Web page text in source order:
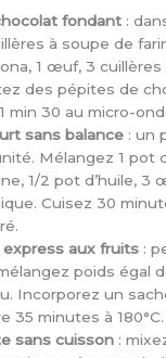
fondant :
à soupe de
1 œuf, 3
des pépites de
min 30 au micro-
sans balance : un
Mélangez 1 pot
1/2 pot d’huile, 3
Cuisez 30
aux fruits :
poids égal
Incorporez un
35 minutes à 180°C.
sans cuisson :